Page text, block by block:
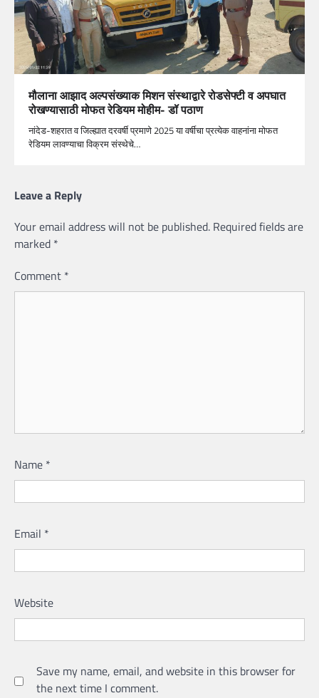
मौलाना आझाद अल्पसंख्याक मिशन संस्थाद्वारे रोडसेफ्टी व अपघात
रोखण्यासाठी मोफत रेडियम मोहीम- डॉ पठाण
नांदेड-शहरात व जिल्ह्यात दरवर्षी प्रमाणे 2025 या वर्षीचा प्रत्येक वाहनांना मोफत
रेडियम लावण्याचा विक्रम संस्थेचे…
Leave a Reply
Your email address will not be published. Required fields are
marked *
Comment *
Name *
Email *
Website
Save my name, email, and website in this browser for
the next time I comment.